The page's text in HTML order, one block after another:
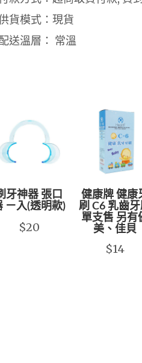
貨模式：現貨
送溫層： 常溫
牙神器 張口
ㄧ入(透明款)
$20
健康牌 健康
刷 C6 乳齒牙
單支售 另有
美、佳貝
$14